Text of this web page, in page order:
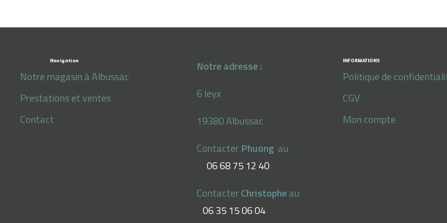
Navigation
Notre magasin à Albussac
Prestations et ventes
Contact
Notre adresse :
6 leyx
19380 Albussac
Contacter Phuong au
06 68 75 12 40
ContacterChristopheau
06 35 15 06 04
INFORMATIONS
Politique de
CGV
Mon compte